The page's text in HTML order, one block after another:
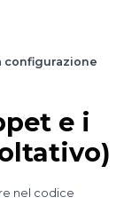
configurazione
e i
nel codice